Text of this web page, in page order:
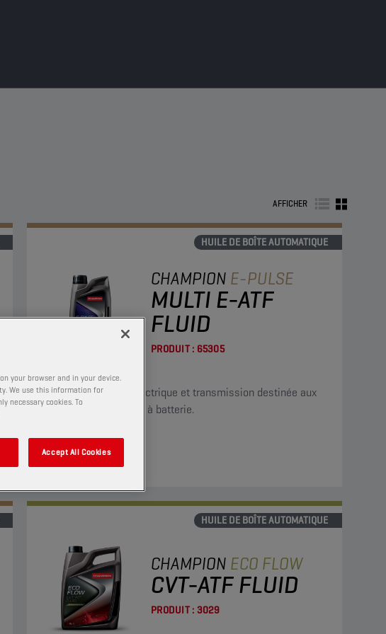
AFFICHER
HUILE DE BOÎTE AUTOMATIQUE
CHAMPION E-PULSE
MULTI E-ATF
FLUID
PRODUIT : 65305
Huile pour moteur électrique et transmission destinée aux
véhicules électriques à batterie.
Afficher
HUILE DE BOÎTE AUTOMATIQUE
CHAMPION ECO FLOW
CVT-ATF FLUID
PRODUIT : 3029
your browser and in your device.
We use this information for
necessary cookies. To
Accept All Cookies